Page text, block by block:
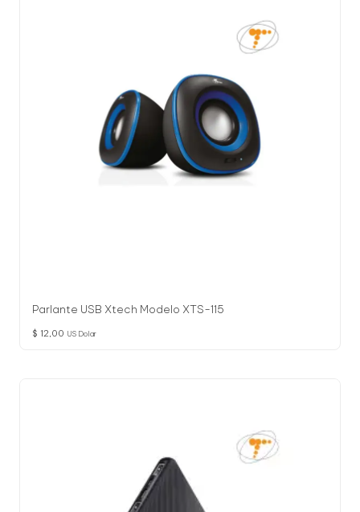
Parlante USB Xtech Modelo XTS-115
$ 12,00 US Dolar